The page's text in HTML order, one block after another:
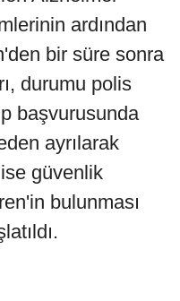
ardından
bir süre sonra
durumu polis
başvurusunda
ayrılarak
güvenlik
bulunması